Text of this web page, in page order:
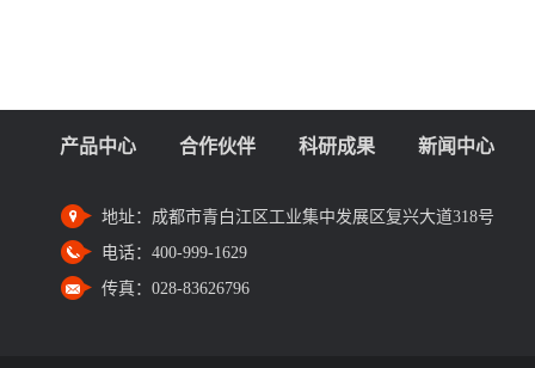
产品中心 合作伙伴 科研成果 新闻中心
地址： 成都市青白江区工业集中发展区复兴大道318号
电话： 400-999-1629
传真： 028-83626796